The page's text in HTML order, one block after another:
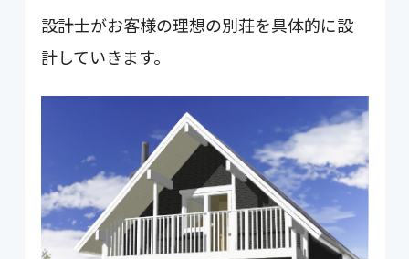
設計士がお客様の理想の別荘を具体的に設
計していきます。